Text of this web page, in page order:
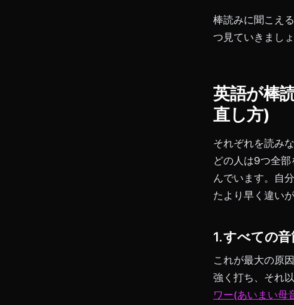
棒読みに聞こえ
つ見ていきましょ
英語が棒
直し方)
それぞれを読み
どの人は9つ全
んでいます。自
たより早く違い
1. すべての
これが最大の原
強く打ち、それ
ワー(あいまい母